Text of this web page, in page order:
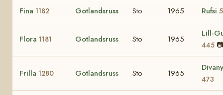
Fina 1182 Gotlandsruss Sto 1965 Rufsi
Flora 1181 Gotlandsruss Sto 1965
Lill-
445
Frilla 1280 Gotlandsruss Sto 1965
Divany
473